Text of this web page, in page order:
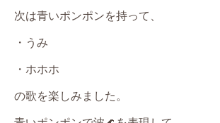
次は青いポンポンを持って、
・うみ
・ホホホ
の歌を楽しみました。